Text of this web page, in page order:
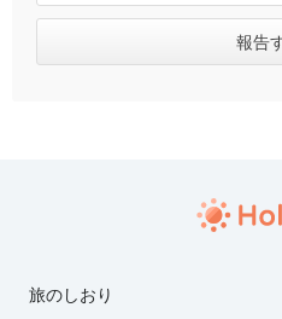
旅のしおり